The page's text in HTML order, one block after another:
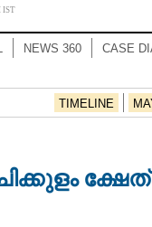
IST
NEWS 360 CASE
TIMELINE